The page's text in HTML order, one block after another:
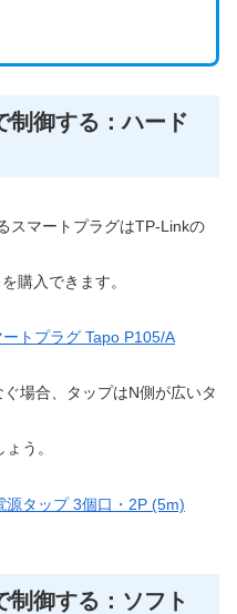
御する：ハード
スマートプラグはTP-Linkの
購入できます。
トプラグ Tapo P105/A
場合、タップはN側が広いタ
う。
タップ 3個口・2P (5m)
御する：ソフト